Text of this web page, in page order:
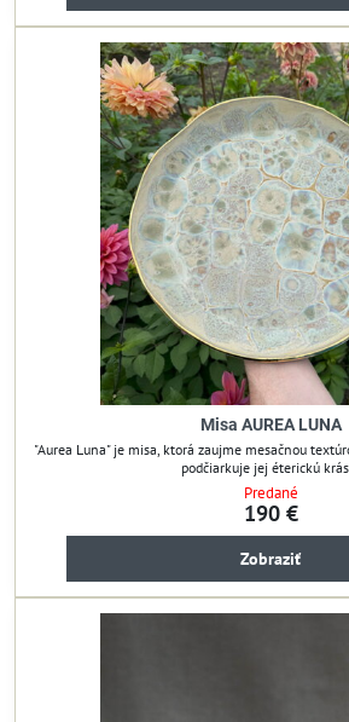
Misa AUREA LUNA
"Aurea Luna" je misa, ktorá zaujme mesačnou
podčiarkuje jej éterickú
Predané
190 €
Zobraziť